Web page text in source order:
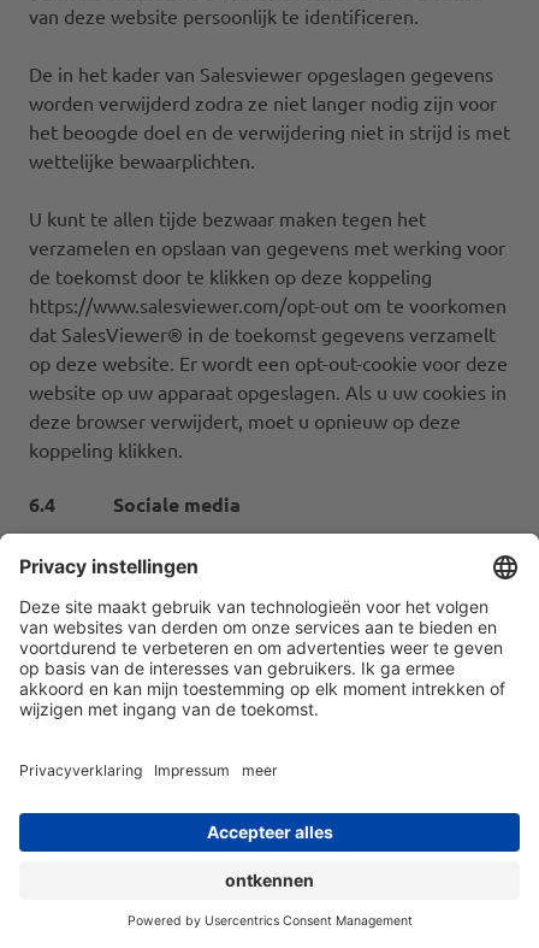
van deze website persoonlijk te identificeren.
De in het kader van Salesviewer opgeslagen gegevens
worden verwijderd zodra ze niet langer nodig zijn voor
het beoogde doel en de verwijdering niet in strijd is met
wettelijke bewaarplichten.
U kunt te allen tijde bezwaar maken tegen het
verzamelen en opslaan van gegevens met werking voor
de toekomst door te klikken op deze koppeling
https://www.salesviewer.com/opt-out om te voorkomen
dat SalesViewer® in de toekomst gegevens verzamelt
op deze website. Er wordt een opt-out-cookie voor deze
website op uw apparaat opgeslagen. Als u uw cookies in
deze browser verwijdert, moet u opnieuw op deze
koppeling klikken.
6.4 Sociale media
We gebruiken plug-ins van sociale netwerken zoals
website. De bijbehorende knoppen/symbolen zijn te
vinden op onze website. Deze elementen zijn zo
geconfigureerd dat ze standaard gedeactiveerd zijn.
Door op de knoppen/symbolen te klikken, kunnen de
registreren dat u zich op onze website bevindt, waar u
doeleinden gebruiken. De verwerking van uw gegevens
is de verantwoordelijkheid van de respectieve
exploitant in overeenstemming met hun privacybeleid.